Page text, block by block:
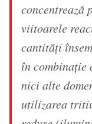
concentrează
viitoarele
cantităţi
în combinaţie
nici alte
utilizarea